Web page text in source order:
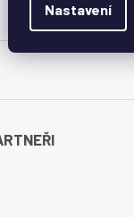
Nastavení